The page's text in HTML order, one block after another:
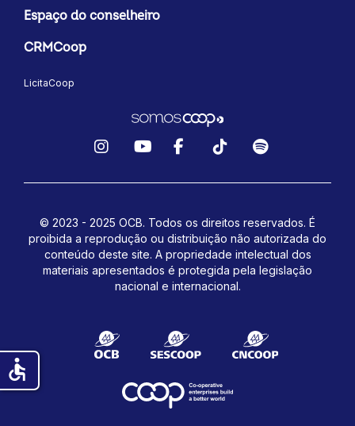
Espaço do conselheiro
CRMCoop
LicitaCoop
© 2023 - 2025 OCB. Todos os direitos reservados. É
proibida a reprodução ou distribuição não autorizada do
conteúdo deste site. A propriedade intelectual dos
materiais apresentados é protegida pela legislação
nacional e internacional.
accessible